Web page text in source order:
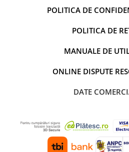
POLITICA DE
POLITICA DE
MANUALE DE
ONLINE DISPUTE
DATE